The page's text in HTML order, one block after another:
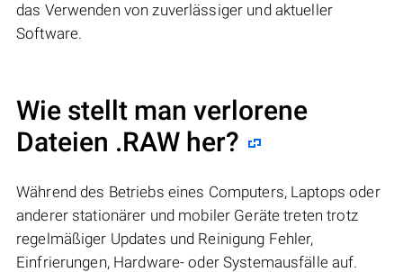
das Verwenden von zuverlässiger und aktueller
Software.
Wie stellt man verlorene
Dateien .RAW her?
Während des Betriebs eines Computers, Laptops oder
anderer stationärer und mobiler Geräte treten trotz
regelmäßiger Updates und Reinigung Fehler,
Einfrierungen, Hardware- oder Systemausfälle auf.